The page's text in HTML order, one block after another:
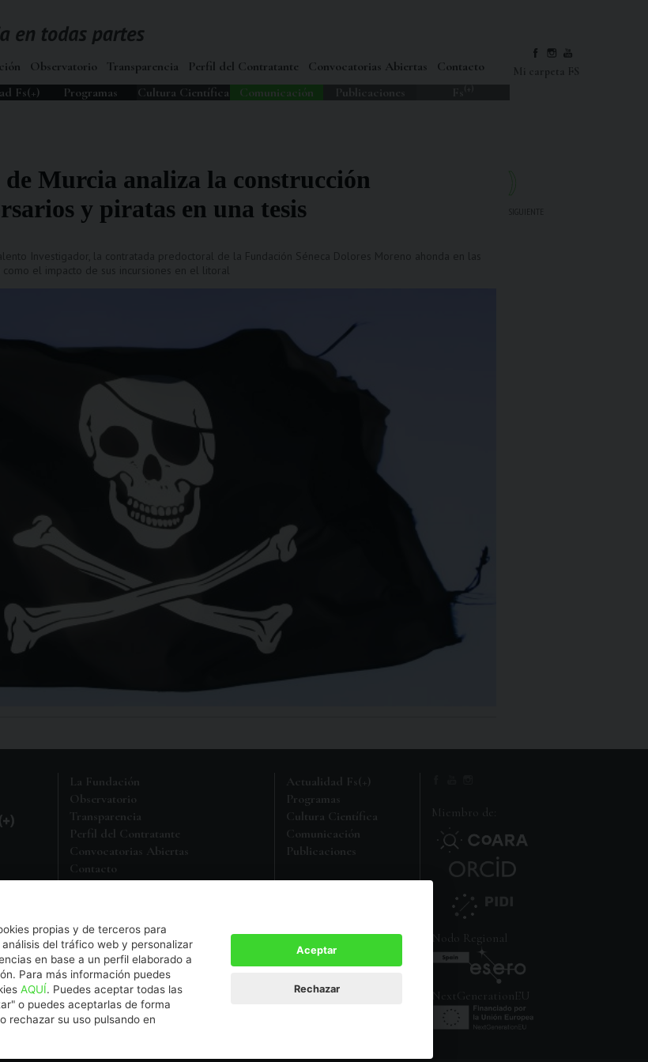
Observatorio Transparencia Perfil del Contratante Convocatorias Abiertas
Contacto
Fs(+)
Programas Cultura Científica Comunicación
Murcia analiza la construcción
y piratas en una tesis
de lucro,
Fundaciones
La Fundación
Observatorio
Transparencia
Perfil del Contratante
Convocatorias Abiertas
Contacto
Actualidad Fs(+)
Programas
Cultura Científica
Comunicación
Publicaciones
Mi carpeta FS
Miembro de:
Nodo Regional
NextGenerationEU
propias y de terceros para
del tráfico web y personalizar
en base a un perfil elaborado a
Para más información puedes
AQUÍ. Puedes aceptar todas las
o puedes aceptarlas de forma
rechazar su uso pulsando en
Aceptar
Rechazar